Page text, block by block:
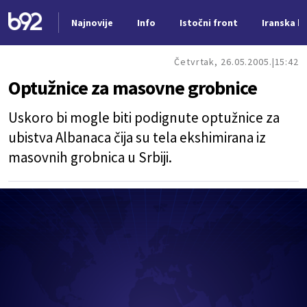
Najnovije Info Istočni front Iranska
Četvrtak, 26.05.2005. 15:42
Optužnice za masovne grobnice
Uskoro bi mogle biti podignute optužnice za
ubistva Albanaca čija su tela ekshimirana iz
masovnih grobnica u Srbiji.